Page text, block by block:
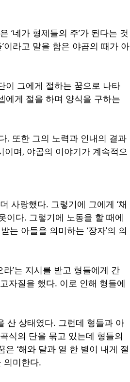
‘네가 형제들의 주’가 된다는 것
이라고 말을 함은 야곱의 때가 아
이 그에게 절하는 꿈으로 나타
에게 절을 하며 양식을 구하는
. 또한 그의 노력과 인내의 결과
며, 야곱의 이야기가 계속적으
사랑했다. 그렇기에 그에게 ‘채
이다. 그렇기에 노동을 할 때에
는 아들을 의미하는 ‘장자’의 의
’는 지시를 받고 형들에게 간
자질을 했다. 이로 인해 형들에
산 상태였다. 그런데 형들과 아
식의 단을 묶고 있는데 형들의
‘해와 달과 열 한 별이 내게 절
의미한다.